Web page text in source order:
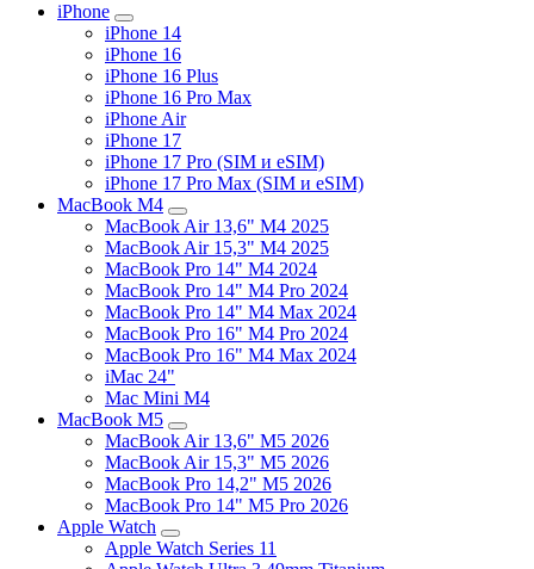
iPhone
iPhone 14
iPhone 16
iPhone 16 Plus
iPhone 16 Pro Max
iPhone Air
iPhone 17
iPhone 17 Pro (SIM и eSIM)
iPhone 17 Pro Max (SIM и eSIM)
MacBook M4
MacBook Air 13,6" M4 2025
MacBook Air 15,3" M4 2025
MacBook Pro 14" M4 2024
MacBook Pro 14" M4 Pro 2024
MacBook Pro 14" M4 Max 2024
MacBook Pro 16" M4 Pro 2024
MacBook Pro 16" M4 Max 2024
iMac 24"
Mac Mini M4
MacBook M5
MacBook Air 13,6" M5 2026
MacBook Air 15,3" M5 2026
MacBook Pro 14,2" M5 2026
MacBook Pro 14" M5 Pro 2026
Apple Watch
Apple Watch Series 11